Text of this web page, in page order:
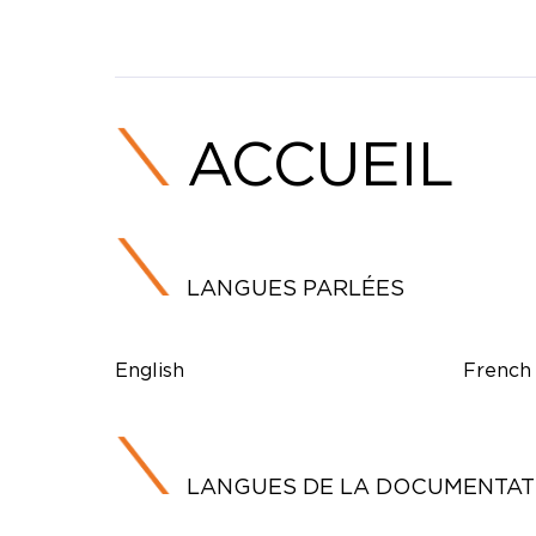
ACCUEIL
LANGUES PARLÉES
English French
LANGUES DE LA